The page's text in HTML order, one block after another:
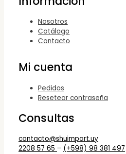
Nosotros
Catálogo
Contacto
Mi cuenta
Pedidos
Resetear contraseña
Consultas
contacto@shuimport.uy
2208 57 65 – (+598) 98 381 497